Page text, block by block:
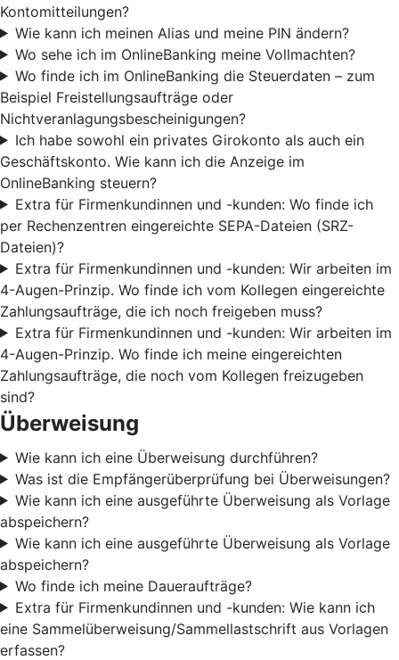
Kontomitteilungen?
Wie kann ich meinen Alias und meine PIN ändern?
Wo sehe ich im OnlineBanking meine Vollmachten?
Wo finde ich im OnlineBanking die Steuerdaten – zum
Beispiel Freistellungsaufträge oder
Nichtveranlagungsbescheinigungen?
Ich habe sowohl ein privates Girokonto als auch ein
Geschäftskonto. Wie kann ich die Anzeige im
OnlineBanking steuern?
Extra für Firmenkundinnen und -kunden: Wo finde ich
per Rechenzentren eingereichte SEPA-Dateien (SRZ-
Dateien)?
Extra für Firmenkundinnen und -kunden: Wir arbeiten im
4-Augen-Prinzip. Wo finde ich vom Kollegen eingereichte
Zahlungsaufträge, die ich noch freigeben muss?
Extra für Firmenkundinnen und -kunden: Wir arbeiten im
4-Augen-Prinzip. Wo finde ich meine eingereichten
Zahlungsaufträge, die noch vom Kollegen freizugeben
sind?
Überweisung
Wie kann ich eine Überweisung durchführen?
Was ist die Empfängerüberprüfung bei Überweisungen?
Wie kann ich eine ausgeführte Überweisung als Vorlage
abspeichern?
Wie kann ich eine ausgeführte Überweisung als Vorlage
abspeichern?
Wo finde ich meine Daueraufträge?
Extra für Firmenkundinnen und -kunden: Wie kann ich
eine Sammelüberweisung/Sammellastschrift aus Vorlagen
erfassen?